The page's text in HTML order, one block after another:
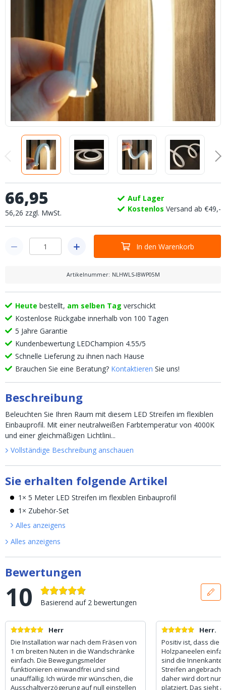
66,95
56,26 zzgl. MwSt.
Auf Lager
Kostenlos Versand ab €49,-
In den Warenkorb
Artikelnummer: NLHWLS-IBWP05M
Heute bestellt, am selben Tag verschickt
Kostenlose Rückgabe innerhalb von 100 Tagen
5 Jahre Garantie
Kundenbewertung LEDChampion 4.55/5
Schnelle Lieferung zu ihnen nach Hause
Brauchen Sie eine Beratung? Kontaktieren Sie uns!
Beschreibung
Beleuchten Sie Ihren Raum mit diesem LED Streifen im flexiblen
Einbauprofil. Mit einer neutralweißen Farbtemperatur von 4000K
und einer gleichmäßigen Lichtlini...
Vollständige Beschreibung anschauen
Sie erhalten folgende Artikel
1× 5 Meter LED Streifen im flexiblen Einbauprofil
1× Zubehör-Set
Alles anzeigens
Alles anzeigens
Bewertungen
10 Basierend auf 2 bewertungen
Herr
Die Installation war nach dem Fräsen von
1 cm breiten Nuten in die Wandschränke
einfach. Die Bewegungsmelder
funktionieren einwandfrei und sind
unauffällig. Ich würde mir wünschen, die
Ausschaltverzögerung auf null einstellen
Herr.
Positiv ist, dass die
Holzpaneelen
sind die
Streifen angebracht
daher wird dort nun
platziert. Das sieht